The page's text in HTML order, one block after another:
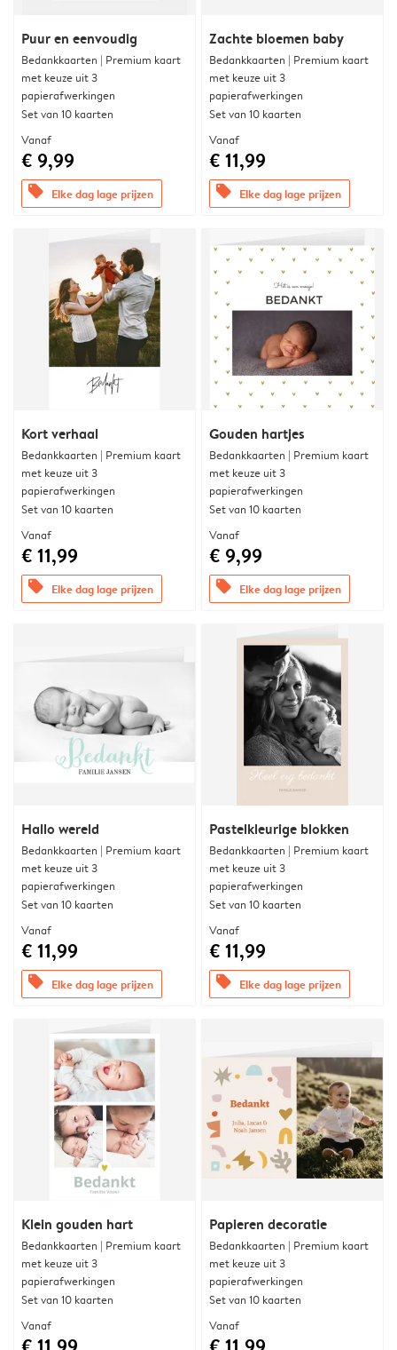
Puur en eenvoudig
Bedankkaarten | Premium kaart
met keuze uit 3
papierafwerkingen
Set van 10 kaarten
Vanaf
€ 9,99
offers Elke dag lage prijzen
Zachte bloemen baby
Bedankkaarten | Premium kaart
met keuze uit 3
papierafwerkingen
Set van 10 kaarten
Vanaf
€ 11,99
offers Elke dag lage prijzen
Kort verhaal
Bedankkaarten | Premium kaart
met keuze uit 3
papierafwerkingen
Set van 10 kaarten
Vanaf
€ 11,99
offers Elke dag lage prijzen
Gouden hartjes
Bedankkaarten | Premium kaart
met keuze uit 3
papierafwerkingen
Set van 10 kaarten
Vanaf
€ 9,99
offers Elke dag lage prijzen
Hallo wereld
Bedankkaarten | Premium kaart
met keuze uit 3
papierafwerkingen
Set van 10 kaarten
Vanaf
€ 11,99
offers Elke dag lage prijzen
Pastelkleurige blokken
Bedankkaarten | Premium kaart
met keuze uit 3
papierafwerkingen
Set van 10 kaarten
Vanaf
€ 11,99
offers Elke dag lage prijzen
Klein gouden hart
Bedankkaarten | Premium kaart
met keuze uit 3
papierafwerkingen
Set van 10 kaarten
Vanaf
Papieren decoratie
Bedankkaarten | Premium kaart
met keuze uit 3
papierafwerkingen
Set van 10 kaarten
Vanaf